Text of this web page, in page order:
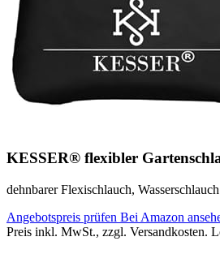
KESSER® flexibler
dehnbarer Flexischlauch,
Angebotspreis prüfen Bei Amazon
Preis inkl. MwSt., zzgl. Versandkosten.